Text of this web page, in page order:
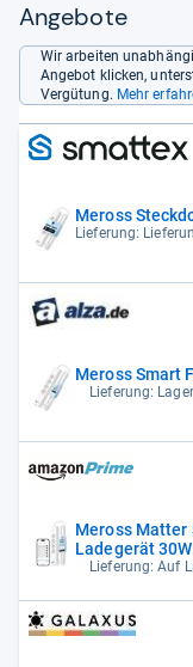
Angebote
Wir arbeiten
Angebot klicken,
Vergütung. Mehr
Meross
Lieferung:
Meross Smart
Lieferung:
Meross Matter
Ladegerät
Lieferung: Auf